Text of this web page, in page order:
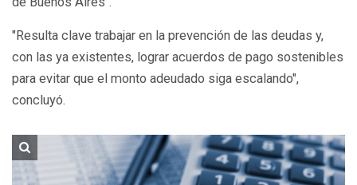
"Resulta clave trabajar en la prevención de las deudas y,
con las ya existentes, lograr acuerdos de pago sostenibles
para evitar que el monto adeudado siga escalando",
concluyó.